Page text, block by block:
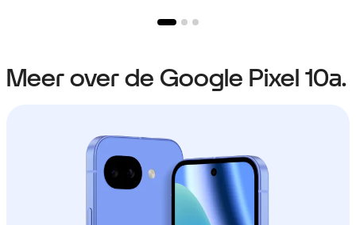
Meer over de Google Pixel 10a.